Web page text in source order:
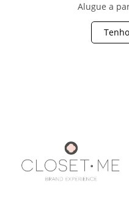
Alugue a